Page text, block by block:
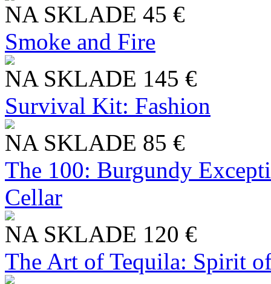
NA SKLADE 45 €
Smoke and Fire
NA SKLADE 145 €
Survival Kit: Fashion
NA SKLADE 85 €
The 100: Burgundy
Cellar
NA SKLADE 120 €
The Art of Tequila: Spirit